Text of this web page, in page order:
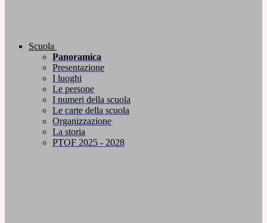
Scuola
Panoramica
Presentazione
I luoghi
Le persone
I numeri della scuola
Le carte della scuola
Organizzazione
La storia
PTOF 2025 - 2028